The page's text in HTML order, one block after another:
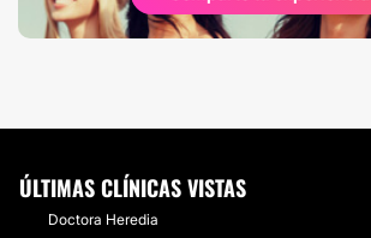
ÚLTIMAS CLÍNICAS VISTAS
Doctora Heredia